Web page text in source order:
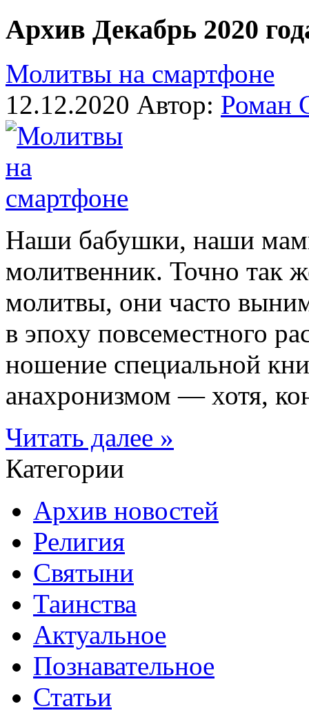
Архив Декабрь 2020
Молитвы на смартфоне
12.12.2020 Автор: Роман
Наши бабушки, наши
молитвенник. Точно так
молитвы, они часто
в эпоху повсеместного
ношение специальной
анахронизмом — хотя,
Читать далее »
Категории
Архив новостей
Религия
Святыни
Таинства
Актуальное
Познавательное
Статьи